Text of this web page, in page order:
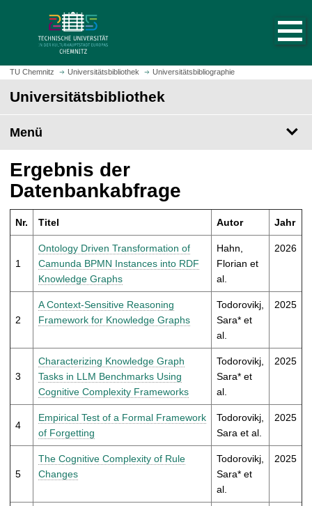
z
m
t
e
i
t
u
f
u
f
n
TU Chemnitz Universitätsbibliothek Universitätsbibliographie
Universitätsbibliothek
Menü
Ergebnis der
Datenbankabfrage
Nr. Titel Autor Jahr
1
Ontology Driven Transformation of
Camunda BPMN Instances into RDF
Knowledge Graphs
Hahn,
Florian et
al.
2026
2
A Context-Sensitive Reasoning
Framework for Knowledge Graphs
Todorovikj,
Sara* et
al.
2025
3
Characterizing Knowledge Graph
Tasks in LLM Benchmarks Using
Cognitive Complexity Frameworks
Todorovikj,
Sara* et
al.
2025
4
Empirical Test of a Formal Framework
of Forgetting
Todorovikj,
Sara et al.
2025
5
The Cognitive Complexity of Rule
Changes
Todorovikj,
Sara* et
al.
2025